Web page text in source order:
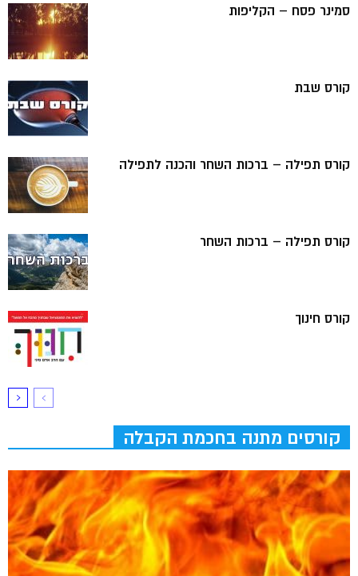
סמינר פסח – הקליפות
קורס שבת
קורס תפילה – ברכות השחר והכנה לתפילה
קורס תפילה – ברכות השחר
קורס חינוך
קורסים מתנה בחכמת הקבלה